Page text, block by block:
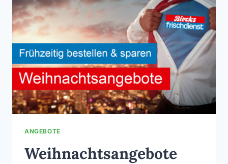
ANGEBOTE
Weihnachtsangebote